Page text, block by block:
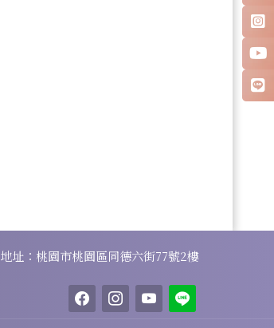
地址：桃園市桃園區同德六街77號2樓
facebookinstagramyoutube
line